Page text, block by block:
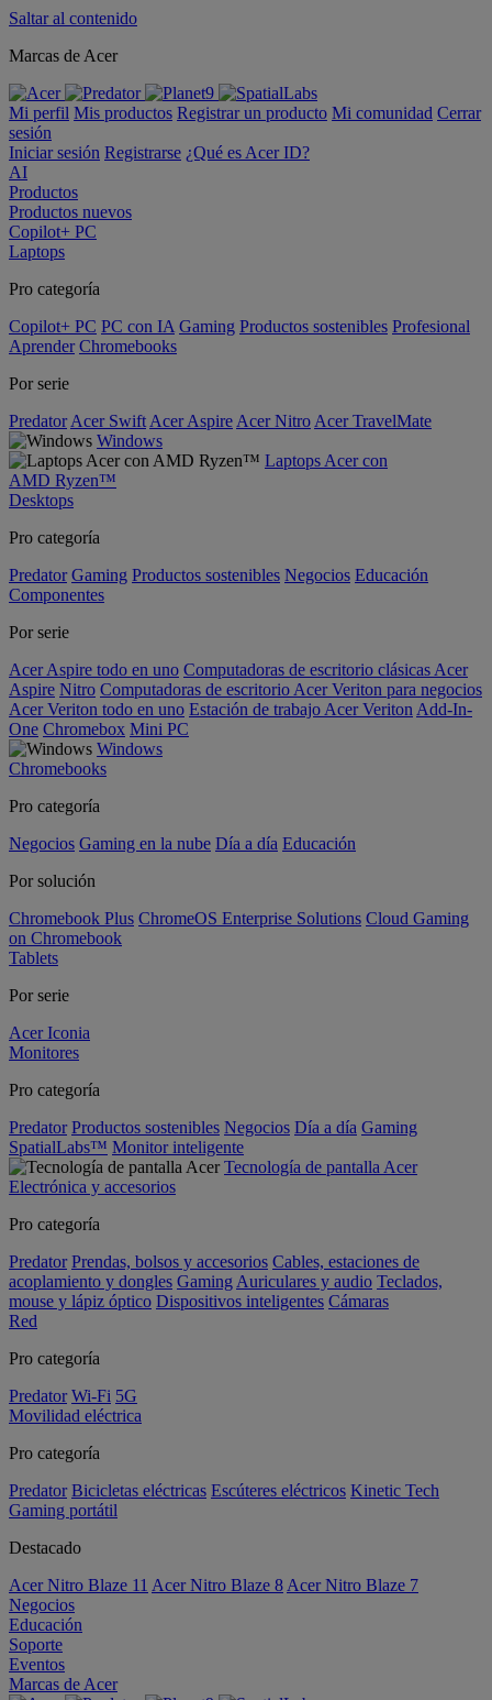
Saltar al contenido
Marcas de Acer
Mi perfil Mis productos Registrar un producto Mi comunidad Cerrar
sesión
Iniciar sesión Registrarse ¿Qué es Acer ID?
AI
Productos
Productos nuevos
Copilot+ PC
Laptops
Pro categoría
Copilot+ PC PC con IA Gaming Productos sostenibles Profesional
Aprender Chromebooks
Por serie
Predator Acer Swift Acer Aspire Acer Nitro Acer TravelMate
Windows
Laptops Acer con
AMD Ryzen™
Desktops
Pro categoría
Predator Gaming Productos sostenibles Negocios Educación
Componentes
Por serie
Acer Aspire todo en uno Computadoras de escritorio clásicas Acer
Aspire Nitro Computadoras de escritorio Acer Veriton para negocios
Acer Veriton todo en uno Estación de trabajo Acer Veriton Add-In-
One Chromebox Mini PC
Windows
Chromebooks
Pro categoría
Negocios Gaming en la nube Día a día Educación
Por solución
Chromebook Plus ChromeOS Enterprise Solutions Cloud Gaming
on Chromebook
Tablets
Por serie
Acer Iconia
Monitores
Pro categoría
Predator Productos sostenibles Negocios Día a día Gaming
SpatialLabs™ Monitor inteligente
Tecnología de pantalla Acer
Electrónica y accesorios
Pro categoría
Predator Prendas, bolsos y accesorios Cables, estaciones de
acoplamiento y dongles Gaming Auriculares y audio Teclados,
mouse y lápiz óptico Dispositivos inteligentes Cámaras
Red
Pro categoría
Predator Wi-Fi 5G
Movilidad eléctrica
Pro categoría
Predator Bicicletas eléctricas Escúteres eléctricos Kinetic Tech
Gaming portátil
Destacado
Acer Nitro Blaze 11 Acer Nitro Blaze 8 Acer Nitro Blaze 7
Negocios
Educación
Soporte
Eventos
Marcas de Acer